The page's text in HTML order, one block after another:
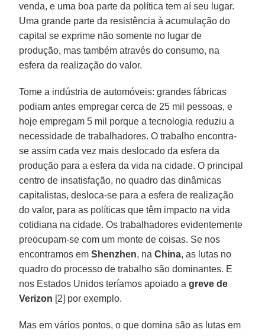
venda, e uma boa parte da política tem aí seu lugar.
Uma grande parte da resistência à acumulação do
capital se exprime não somente no lugar de
produção, mas também através do consumo, na
esfera da realização do valor.
Tome a indústria de automóveis: grandes fábricas
podiam antes empregar cerca de 25 mil pessoas, e
hoje empregam 5 mil porque a tecnologia reduziu a
necessidade de trabalhadores. O trabalho encontra-
se assim cada vez mais deslocado da esfera da
produção para a esfera da vida na cidade. O principal
centro de insatisfação, no quadro das dinâmicas
capitalistas, desloca-se para a esfera de realização
do valor, para as políticas que têm impacto na vida
cotidiana na cidade. Os trabalhadores evidentemente
preocupam-se com um monte de coisas. Se nos
encontramos emShenzhen, naChina, as lutas no
quadro do processo de trabalho são dominantes. E
nos Estados Unidos teríamos apoiado agreve de
Verizon [2] por exemplo.
Mas em vários pontos, o que domina são as lutas em